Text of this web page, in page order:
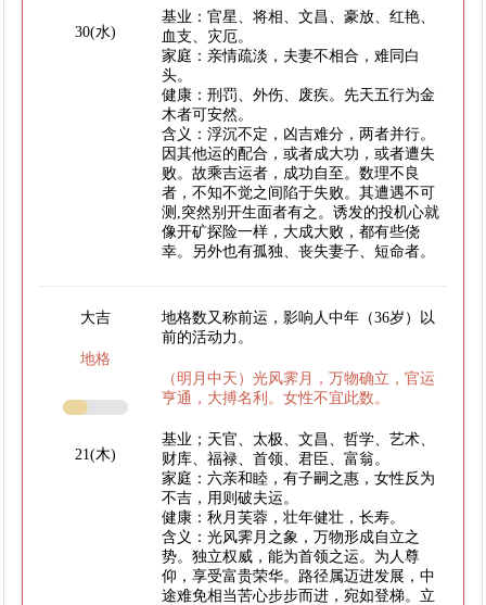
30(水)
基业：官星、将相、文昌、豪放、红艳、
血支、灾厄。
家庭：亲情疏淡，夫妻不相合，难同白
头。
健康：刑罚、外伤、废疾。先天五行为金
木者可安然。
含义：浮沉不定，凶吉难分，两者并行。
因其他运的配合，或者成大功，或者遭失
败。故乘吉运者，成功自至。数理不良
者，不知不觉之间陷于失败。其遭遇不可
测,突然别开生面者有之。诱发的投机心就
像开矿探险一样，大成大败，都有些侥
幸。另外也有孤独、丧失妻子、短命者。
大吉
地格
21(木)
地格数又称前运，影响人中年（36岁）以
前的活动力。
（明月中天）光风霁月，万物确立，官运
亨通，大搏名利。女性不宜此数。
基业；天官、太极、文昌、哲学、艺术、
财库、福禄、首领、君臣、富翁。
家庭：六亲和睦，有子嗣之惠，女性反为
不吉，用则破夫运。
健康：秋月芙蓉，壮年健壮，长寿。
含义：光风霁月之象，万物形成自立之
势。独立权威，能为首领之运。为人尊
仰，享受富贵荣华。路径属迈进发展，中
途难免相当苦心步步而进，宛如登梯。立